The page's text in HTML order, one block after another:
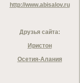
http://www.abisalov.ru
Друзья сайта:
Иристон
Осетия-Алания